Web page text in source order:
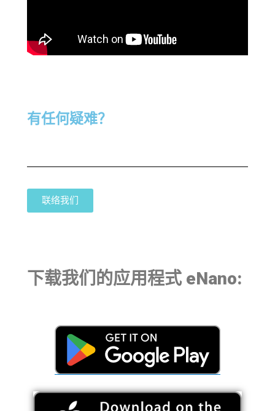
有任何疑难？
联络我们
下载我们的应用程式 eNano: